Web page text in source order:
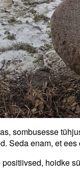
sombusesse
Seda enam, et ees
hoidke